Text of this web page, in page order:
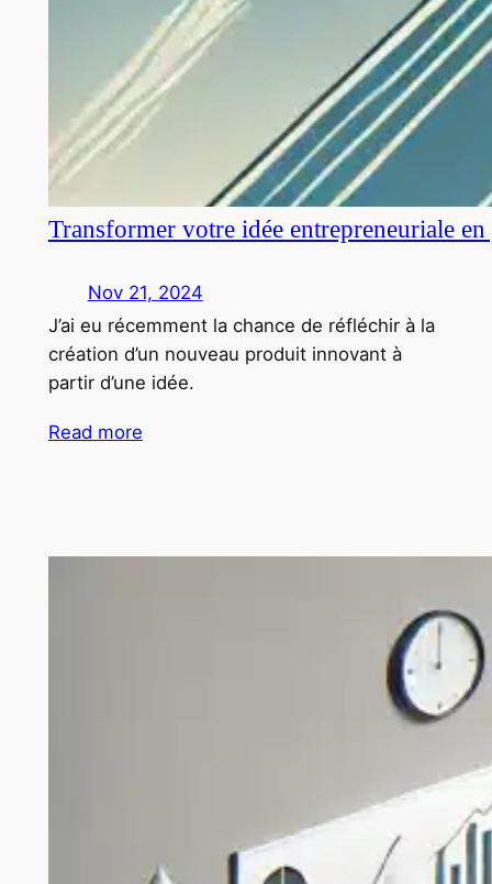
Transformer votre idée entrepreneuriale
Nov 21, 2024
J’ai eu récemment la chance de réfléchir à la
création d’un nouveau produit innovant à
partir d’une idée.
Read more